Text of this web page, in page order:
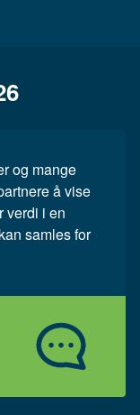
og mange
å vise
verdi i en
samles for